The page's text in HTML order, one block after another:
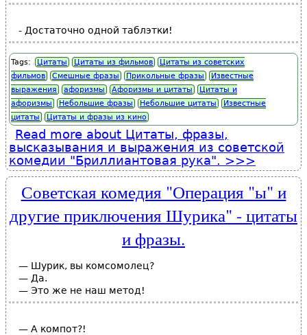
- Достаточно одной таблэтки!
Tags: Цитаты Цитаты из фильмов
Цитаты из советских
фильмов
Смешные фразы Прикольные фразы
Известные
выражения
афоризмы Афоризмы и цитаты
Цитаты и
афоризмы
Небольшие фразы Небольшие цитаты
Известные
цитаты
Цитаты и фразы из кино
Read more about Цитаты, фразы,
высказывания и выражения из советской
комедии "Бриллиантовая рука".
Советская комедия "Операция "ы" и
другие приключения Шурика" - цитаты
и фразы.
— Шурик, вы комсомолец?
— Да.
— Это же не наш метод!
— А компот?!